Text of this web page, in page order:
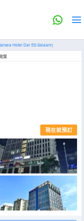
Hotel Dar ES Salaam)
策
現在就預訂